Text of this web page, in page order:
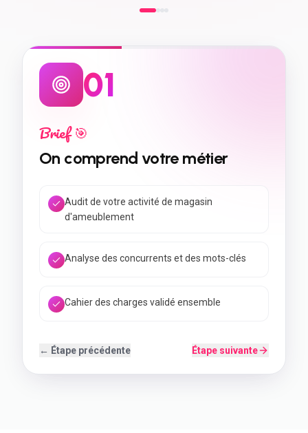
02
Design ✨
On dessine votre identité
Wireframes et arborescence
d'ameublement
Allers-retours jusqu'à validation
← Étape précédente Étape suivante